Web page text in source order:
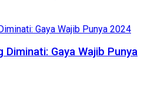
Gaya Wajib Punya